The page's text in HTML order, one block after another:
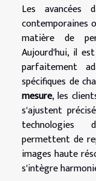
Les avancées
contemporaines
matière de
Aujourd'hui, il
parfaitement
spécifiques de
mesure, les
s'ajustent
technologies
permettent de
images haute
s'intègre